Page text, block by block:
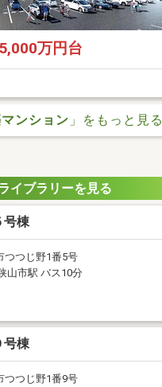
万円台
ンション 」をもっと見る
イブラリーを見る
号棟
つつじ野1番5号
山市駅 バス10分
号棟
つつじ野1番9号